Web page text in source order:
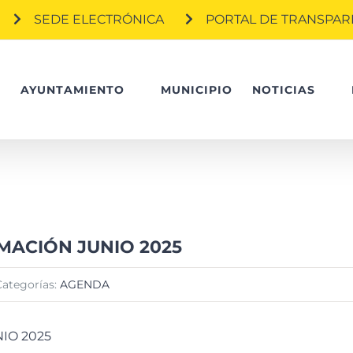
SEDE ELECTRÓNICA PORTAL DE
AYUNTAMIENTO MUNICIPIO NOTICIAS
JUNIO 2025
AGENDA
2025